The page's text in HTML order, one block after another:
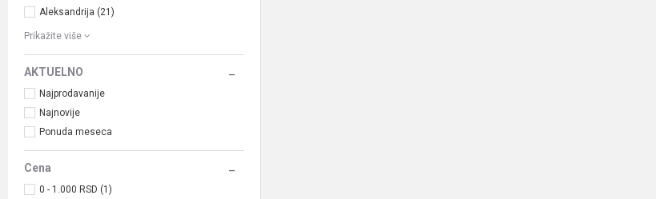
Aleksandrija (21)
Prikažite više
AKTUELNO
Najprodavanije
Najnovije
Ponuda meseca
Cena
0 - 1.000 RSD (1)